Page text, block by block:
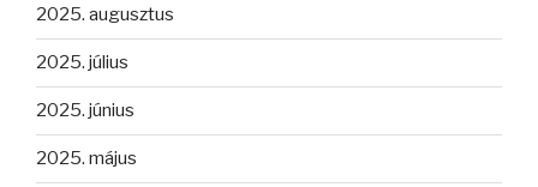
2025. augusztus
2025. július
2025. június
2025. május